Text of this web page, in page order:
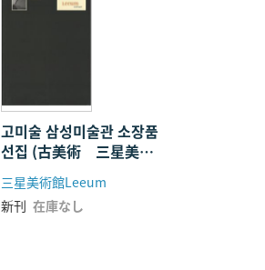
고미술 삼성미술관 소장품
선집 (古美術 三星美術
館所蔵品選集)
三星美術館Leeum
新刊 在庫なし